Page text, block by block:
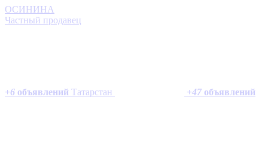
ОСИНИНА
Частный продавец
+6 объявлений Татарстан +47 объявлений